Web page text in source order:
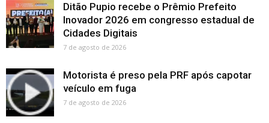
Ditão Pupio recebe o Prêmio Prefeito
Inovador 2026 em congresso estadual de
Cidades Digitais
7 de agosto de 2026
Motorista é preso pela PRF após capotar
veículo em fuga
7 de agosto de 2026